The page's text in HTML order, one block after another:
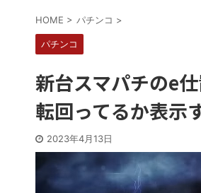
HOME > パチンコ >
パチンコ
新台スマパチのe
転回ってるか表示
2023年4月13日